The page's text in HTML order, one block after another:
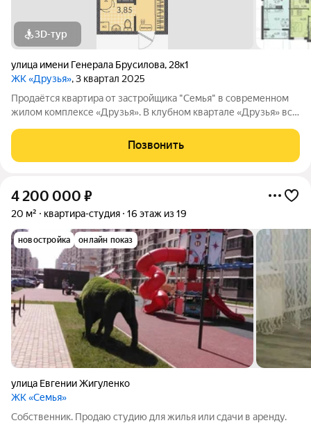
3D-тур
улица имени Генерала Брусилова, 28к1
ЖК «Друзья», 3 квартал 2025
Продаётся квартира от застройщика "Семья" в современном
жилом комплексе «Друзья». В клубном квартале «Друзья» все
Бесплатные игровая комната для детей и коворкинг для
Позвонить
4 200 000 ₽
20 м² квартира-студия 16 этаж из 19
новостройка онлайн показ
улица Евгении Жигуленко
ЖК «Семья»
Собственник. Продаю студию для жилья или сдачи в аренду.